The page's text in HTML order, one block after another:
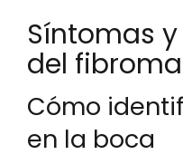
Síntomas
del
Cómo
en la boca